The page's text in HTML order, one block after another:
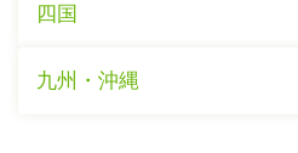
四国
九州・沖縄